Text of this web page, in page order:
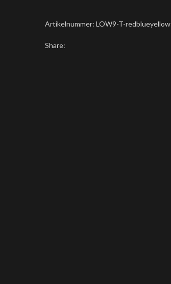
Artikelnummer: LOW9-T-redblueyellow
Share: